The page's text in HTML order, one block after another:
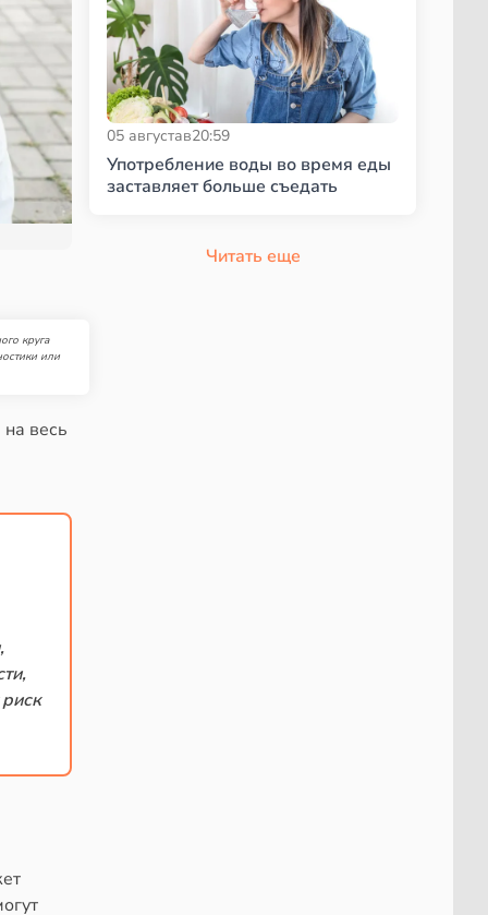
круга
или
весь
05 августав20:59
Употребление воды во время еды
заставляет больше съедать
Читать еще